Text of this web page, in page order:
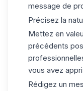
message de
Précisez la
Mettez en
précédents
vous avez
Rédigez un